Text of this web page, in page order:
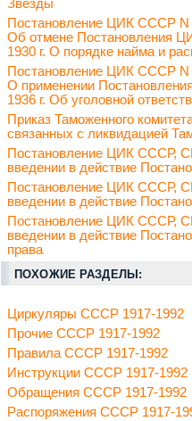
Звезды
Постановление ЦИК СССР
Об отмене Постановления
1930 г. О порядке найма и
Постановление ЦИК СССР
О применении
1936 г. Об уголовной
Приказ Таможенного
связанных с ликвидацией
Постановление ЦИК СССР,
введении в действие
Постановление ЦИК СССР,
введении в действие
Постановление ЦИК СССР,
введении в действие
права
ПОХОЖИЕ РАЗДЕЛЫ:
Циркуляры СССР 1917-1992
Прочие СССР 1917-1992
Правила СССР 1917-1992
Инструкции СССР 1917-1992
Обращения СССР 1917-1992
Распоряжения СССР 1917-